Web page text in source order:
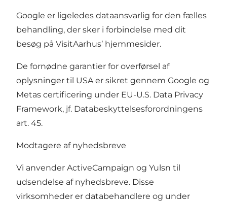
Google er ligeledes dataansvarlig for den fælles
behandling, der sker i forbindelse med dit
besøg på VisitAarhus’ hjemmesider.
De fornødne garantier for overførsel af
oplysninger til USA er sikret gennem Google og
Metas certificering under EU-U.S. Data Privacy
Framework, jf. Databeskyttelsesforordningens
art. 45.
Modtagere af nyhedsbreve
Vi anvender ActiveCampaign og Yulsn til
udsendelse af nyhedsbreve. Disse
virksomheder er databehandlere og under